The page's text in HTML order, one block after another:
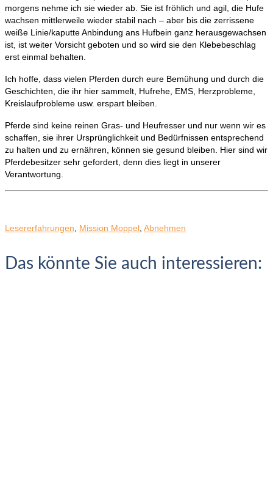
morgens nehme ich sie wieder ab. Sie ist fröhlich und agil, die Hufe
wachsen mittlerweile wieder stabil nach – aber bis die zerrissene
weiße Linie/kaputte Anbindung ans Hufbein ganz herausgewachsen
ist, ist weiter Vorsicht geboten und so wird sie den Klebebeschlag
erst einmal behalten.
Ich hoffe, dass vielen Pferden durch eure Bemühung und durch die
Geschichten, die ihr hier sammelt, Hufrehe, EMS, Herzprobleme,
Kreislaufprobleme usw. erspart bleiben.
Pferde sind keine reinen Gras- und Heufresser und nur wenn wir es
schaffen, sie ihrer Ursprünglichkeit und Bedürfnissen entsprechend
zu halten und zu ernähren, können sie gesund bleiben. Hier sind wir
Pferdebesitzer sehr gefordert, denn dies liegt in unserer
Verantwortung.
Lesererfahrungen Mission Moppel Abnehmen
Das könnte Sie auch interessieren: